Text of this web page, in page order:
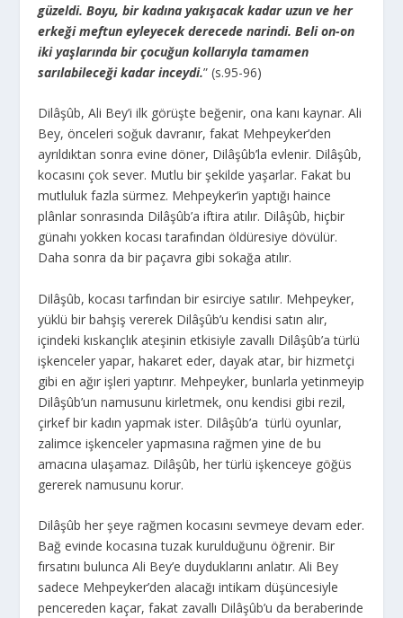
güzeldi. Boyu, bir kadına yakışacak kadar uzun ve her
erkeği meftun eyleyecek derecede narindi. Beli on-on
iki yaşlarında bir çocuğun kollarıyla tamamen
sarılabileceği kadar inceydi.” (s.95-96)
Dilâşûb, Ali Bey’i ilk görüşte beğenir, ona kanı kaynar. Ali
Bey, önceleri soğuk davranır, fakat Mehpeyker’den
ayrıldıktan sonra evine döner, Dilâşûb’la evlenir. Dilâşûb,
kocasını çok sever. Mutlu bir şekilde yaşarlar. Fakat bu
mutluluk fazla sürmez. Mehpeyker’in yaptığı haince
plânlar sonrasında Dilâşûb’a iftira atılır. Dilâşûb, hiçbir
günahı yokken kocası tarafından öldüresiye dövülür.
Daha sonra da bir paçavra gibi sokağa atılır.
Dilâşûb, kocası tarfından bir esirciye satılır. Mehpeyker,
yüklü bir bahşiş vererek Dilâşûb’u kendisi satın alır,
içindeki kıskançlık ateşinin etkisiyle zavallı Dilâşûb’a türlü
işkenceler yapar, hakaret eder, dayak atar, bir hizmetçi
gibi en ağır işleri yaptırır. Mehpeyker, bunlarla yetinmeyip
Dilâşûb’un namusunu kirletmek, onu kendisi gibi rezil,
çirkef bir kadın yapmak ister. Dilâşûb’a türlü oyunlar,
zalimce işkenceler yapmasına rağmen yine de bu
amacına ulaşamaz. Dilâşûb, her türlü işkenceye göğüs
gererek namusunu korur.
Dilâşûb her şeye rağmen kocasını sevmeye devam eder.
Bağ evinde kocasına tuzak kurulduğunu öğrenir. Bir
fırsatını bulunca Ali Bey’e duyduklarını anlatır. Ali Bey
sadece Mehpeyker’den alacağı intikam düşüncesiyle
pencereden kaçar, fakat zavallı Dilâşûb’u da beraberinde